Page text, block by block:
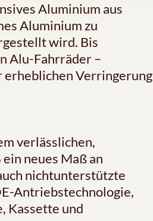
Aluminium aus
Aluminium zu
wird. Bis
Alu-Fahrräder –
erheblichen Verringerung
verlässlichen,
neues Maß an
nichtunterstützte
Antriebstechnologie,
Kassette und